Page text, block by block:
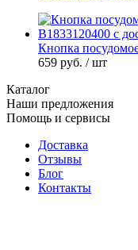
Кнопка
659 руб. / шт
Каталог
Наши предложения
Помощь и сервисы
Доставка
Отзывы
Блог
Контакты